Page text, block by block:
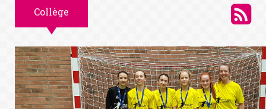
Collège